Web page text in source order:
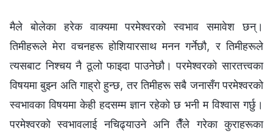
मैले बोलेका हरेक वाक्यमा परमेश्‍वरको स्वभाव समावेश छन्।
तिमीहरूले मेरा वचनहरू होशियारसाथ मनन गर्नेछौ, र तिमीहरूले
त्यसबाट निश्‍चय नै ठूलो फाइदा पाउनेछौ। परमेश्‍वरको सारतत्त्वका
विषयमा बुझ्‍न अति गाह्रो हुन्छ, तर तिमीहरू सबै जनासँग परमेश्‍वरको
स्वभावका विषयमा केही हदसम्म ज्ञान रहेको छ भनी म विश्‍वास गर्छु।
परमेश्‍वरको स्वभावलाई नचिढ्याउने अनि तैँले गरेका कुराहरूका